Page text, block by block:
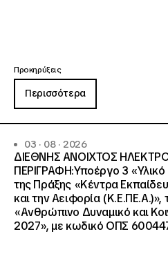
Προκηρύξεις
Περισσότερα
03 · 08 · 2026
ΔΙΕΘΝΗΣ ΑΝΟΙΧΤΟΣ
ΠΕΡΙΓΡΑΦΗ:Υποέργο 3
της Πράξης «Κέντρα
και την Αειφορία
«Ανθρώπινο Δυναμικό και
2027», με κωδικό ΟΠΣ